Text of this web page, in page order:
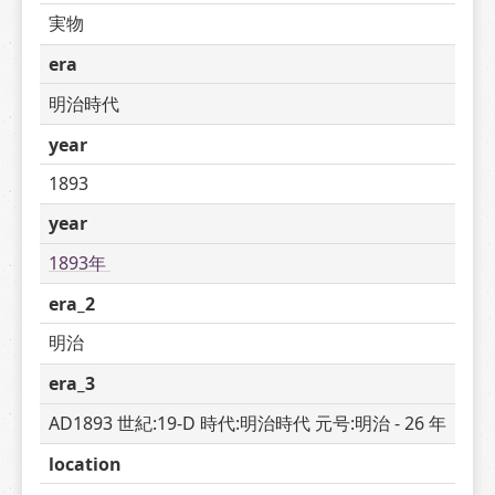
実物
era
明治時代
year
1893
year
1893年
era_2
明治
era_3
AD1893 世紀:19-D 時代:明治時代 元号:明治 - 26 年
location